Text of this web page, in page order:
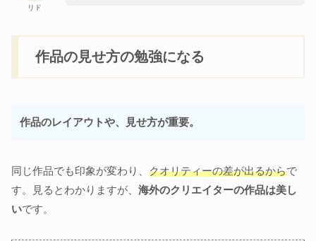
リド
作品の見せ方の勉強になる
作品のレイアウトや、見せ方が重要。
同じ作品でも印象が変わり、 クオリティーの差が出るからで
す。見るとわかりますが、 海外のクリエイターの作品は美し
いです。